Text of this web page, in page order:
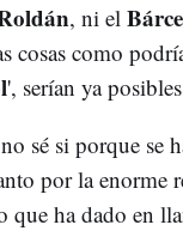
, ni el
cosas como
', serían ya
sé si porque se
por la enorme
que ha dado en